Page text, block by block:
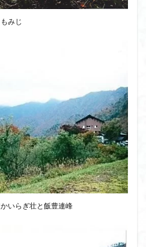
もみじ
いらぎ壮と飯豊連峰